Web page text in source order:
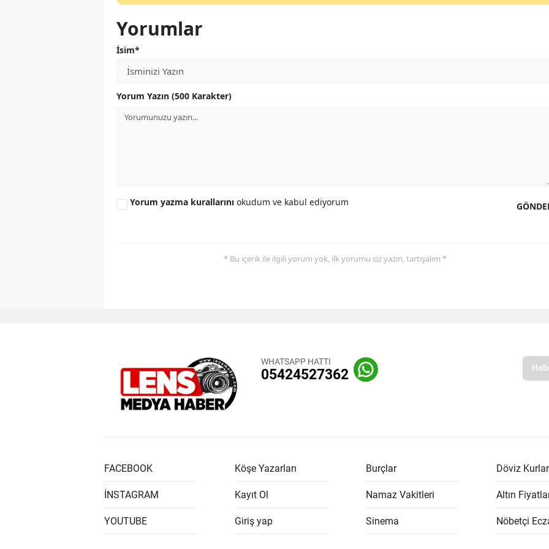
Yorumlar
İsim*
Yorum Yazın (500 Karakter)
Yorum yazma kurallarını okudum ve kabul ediyorum
* Bu içerik ile ilgili yorum yok, ilk yorumu siz yazın, tartışalım *
WHATSAPP HATTI
05424527362
FACEBOOK
İNSTAGRAM
YOUTUBE
Köşe Yazarları
Kayıt Ol
Giriş yap
Burçlar
Namaz Vakitleri
Sinema
Döviz
Altın
Nöbetçi